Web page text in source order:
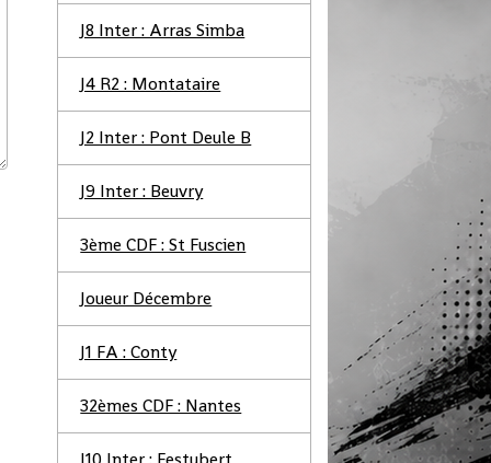
J8 Inter : Arras Simba
J4 R2 : Montataire
J2 Inter : Pont Deule B
J9 Inter : Beuvry
3ème CDF : St Fuscien
Joueur Décembre
J1 FA : Conty
32èmes CDF : Nantes